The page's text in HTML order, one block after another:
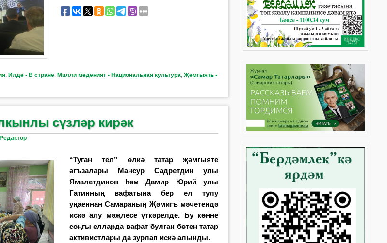
,Илдә ▪ В стране ,Милли мәдәният ▪ Национальная культура ,Җәмгыять ▪
сүзләр кирәк
Редактор
“Туган тел” өлкә татар җәмгыяте
әгъзалары Мансур Сад­ретдин улы
Ямалетдинов һәм Дамир Юрий улы
Гатинның ва­фатына бер ел тулу
уңаеннан Самараның Җәмигъ мәчетендә
искә алу мәҗлесе үткәрелде. Бу көнне
соңгы елларда вафат булган бөтен татар
активистлары да зурлап искә алынды.